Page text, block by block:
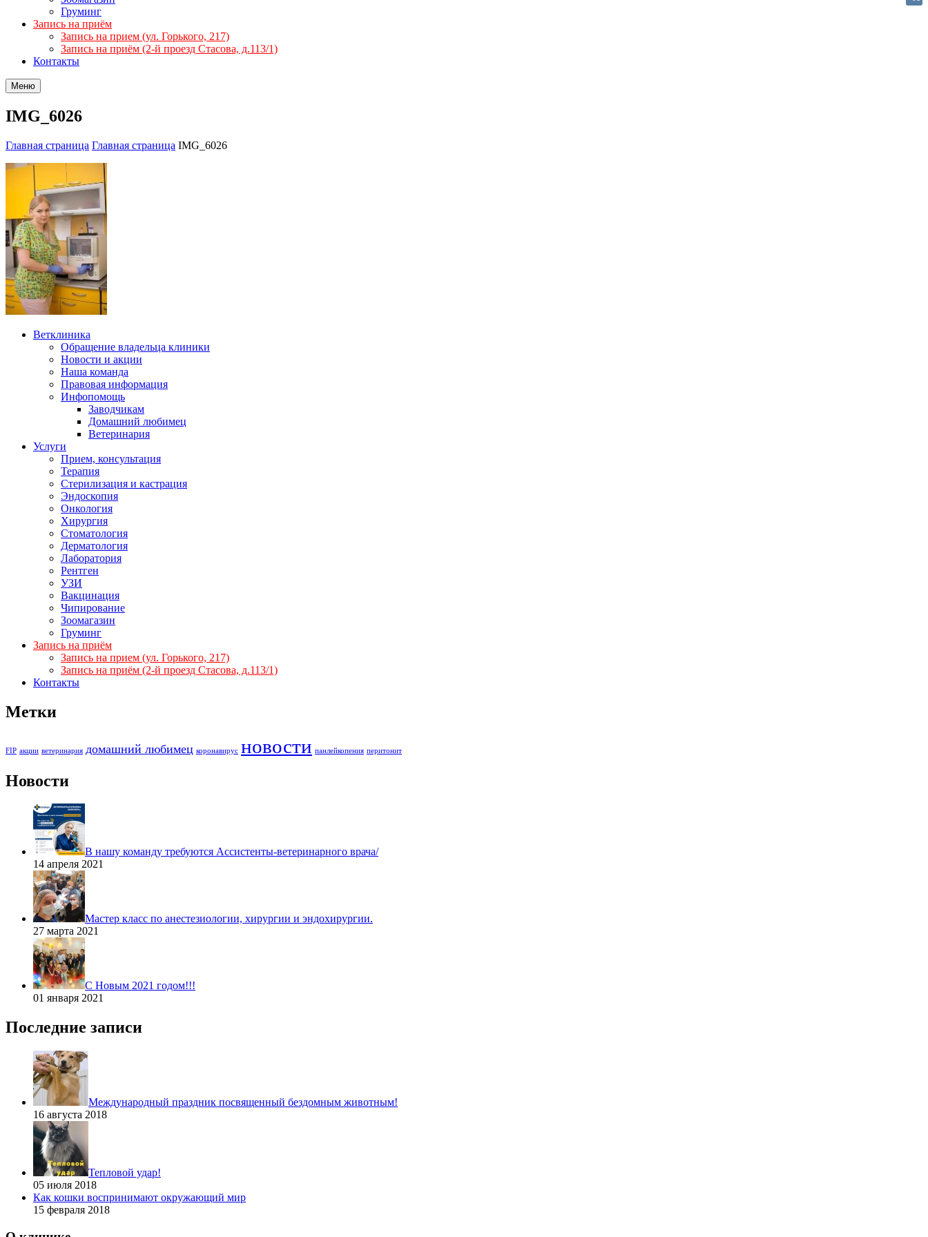
Груминг
Запись на приём
Запись на прием (ул. Горького, 217)
Запись на приём (2-й проезд Стасова, д.113/1)
Контакты
Меню
IMG_6026
Главная страница Главная страница IMG_6026
Ветклиника
Обращение владельца клиники
Новости и акции
Наша команда
Правовая информация
Инфопомощь
Заводчикам
Домашний любимец
Ветеринария
Услуги
Прием, консультация
Терапия
Стерилизация и кастрация
Эндоскопия
Онкология
Хирургия
Стоматология
Дерматология
Лаборатория
Рентген
УЗИ
Вакцинация
Чипирование
Зоомагазин
Груминг
Запись на приём
Запись на прием (ул. Горького, 217)
Запись на приём (2-й проезд Стасова, д.113/1)
Контакты
Метки
FIP акции ветеринария домашний любимец коронавирус новости панлейкопения перитонит
Новости
В нашу команду требуются Ассистенты-ветеринарного врача/
14 апреля 2021
Мастер класс по анестезиологии, хирургии и эндохирургии.
27 марта 2021
С Новым 2021 годом!!!
01 января 2021
Последние записи
Международный праздник посвященный бездомным животным!
16 августа 2018
Тепловой удар!
05 июля 2018
Как кошки воспринимают окружающий мир
15 февраля 2018